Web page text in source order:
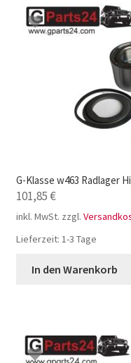
G-Klasse w463 Radlager
101,85€
inkl. MwSt. zzgl.
Lieferzeit: 1-3 Tage
In den Warenkorb